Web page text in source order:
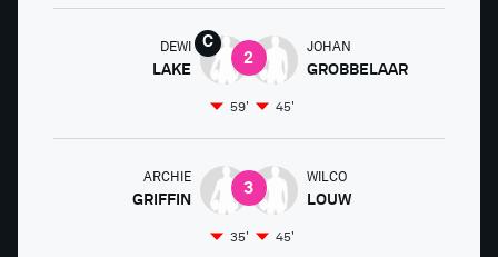
DEWI
LAKE
59'
2 JOHAN
GROBBELAAR
45'
ARCHIE
GRIFFIN
35'
3 WILCO
LOUW
45'